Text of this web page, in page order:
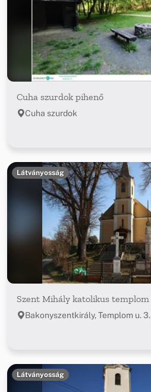
Cuha szurdok pihenő
Cuha szurdok
Látványosság
Szent Mihály katolikus templom
Bakonyszentkirály, Templom u. 3.
Látványosság